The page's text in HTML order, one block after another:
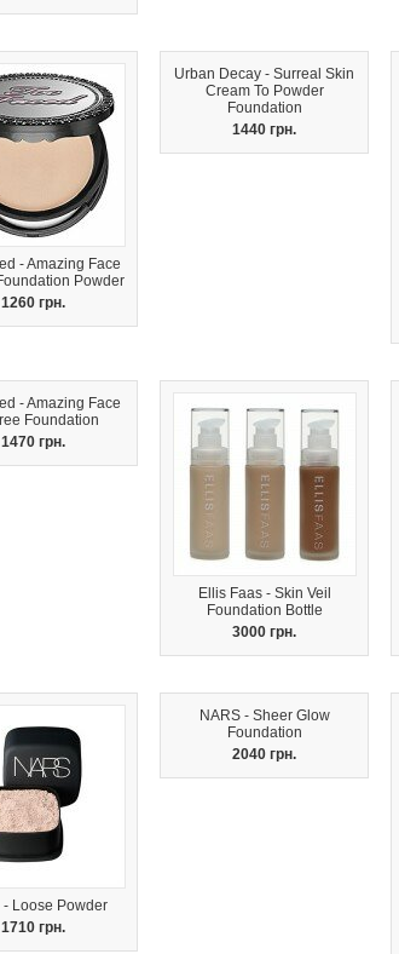
- Amazing Face
Powder
1260 грн.
Urban Decay - Surreal Skin
Cream To Powder
Foundation
1440 грн.
- Amazing Face
Foundation
1470 грн.
Ellis Faas - Skin Veil
Foundation Bottle
3000 грн.
- Loose Powder
1710 грн.
NARS - Sheer Glow
Foundation
2040 грн.